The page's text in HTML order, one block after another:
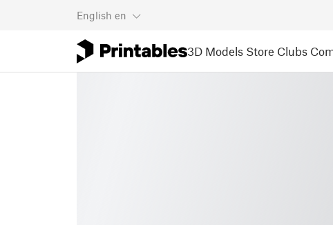
English en
3D Models Store Clubs